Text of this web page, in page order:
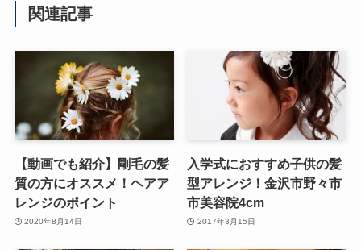
関連記事
【動画でも紹介】剛毛の髪
質の方にオススメ！ヘアア
レンジのポイント
2020年8月14日
入学式におすすめ子供の髪
型アレンジ！金沢市野々市
市美容院4cm
2017年3月15日